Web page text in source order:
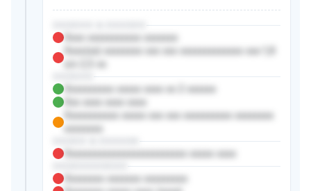
XXXXXX & XXXXXX
Xxxx xxxxxxxxxxx xxxxxxx
Xxxx(xx) xxxxxxxx xxx xxx xxxxxxxxxxxxx xxx 1,6
Xxxxxxxxxx xxxxx xxxx xx 2 xxxxxx
Xxxxxxxxxxx xxxxx xxx xxx xxxxxxxxxx xxxxxxxx
XXXXX & XXXXXX
Xxxxxxxxxxxxxxxxxxxxxxxxx xxxxx xxxx
Xxxxxxxx xxxxxxx xxxxxxxxx